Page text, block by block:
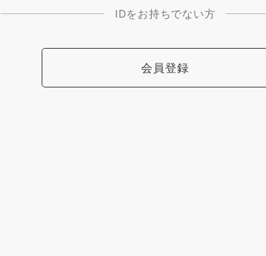
IDをお持ちでない方
会員登録